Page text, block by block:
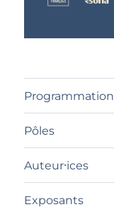
Programmation
Pôles
Auteur⸱ices
Exposants